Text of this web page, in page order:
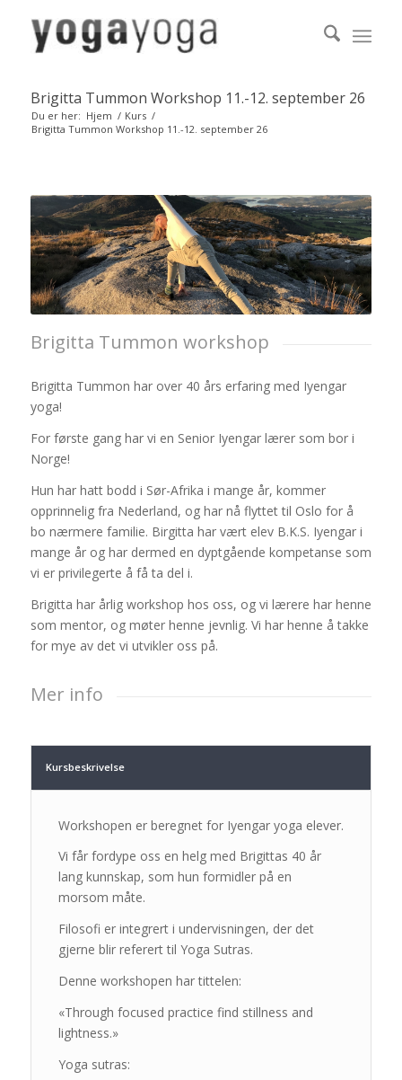
Brigitta Tummon Workshop 11.-12. september 26
Du er her: Hjem / Kurs /
Brigitta Tummon Workshop 11.-12. september 26
Brigitta Tummon workshop
Brigitta Tummon har over 40 års erfaring med Iyengar
yoga!
For første gang har vi en Senior Iyengar lærer som bor i
Norge!
Hun har hatt bodd i Sør-Afrika i mange år, kommer
opprinnelig fra Nederland, og har nå flyttet til Oslo for å
bo nærmere familie. Birgitta har vært elev B.K.S. Iyengar i
mange år og har dermed en dyptgående kompetanse som
vi er privilegerte å få ta del i.
Brigitta har årlig workshop hos oss, og vi lærere har henne
som mentor, og møter henne jevnlig. Vi har henne å takke
for mye av det vi utvikler oss på.
Mer info
Kursbeskrivelse
Workshopen er beregnet for Iyengar yoga elever.
Vi får fordype oss en helg med Brigittas 40 år
lang kunnskap, som hun formidler på en
morsom måte.
Filosofi er integrert i undervisningen, der det
gjerne blir referert til Yoga Sutras.
Denne workshopen har tittelen:
«Through focused practice find stillness and
lightness.»
Yoga sutras: